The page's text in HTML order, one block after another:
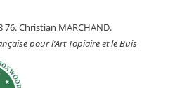
76. Christian MARCHAND.
pour l’Art Topiaire et le Buis